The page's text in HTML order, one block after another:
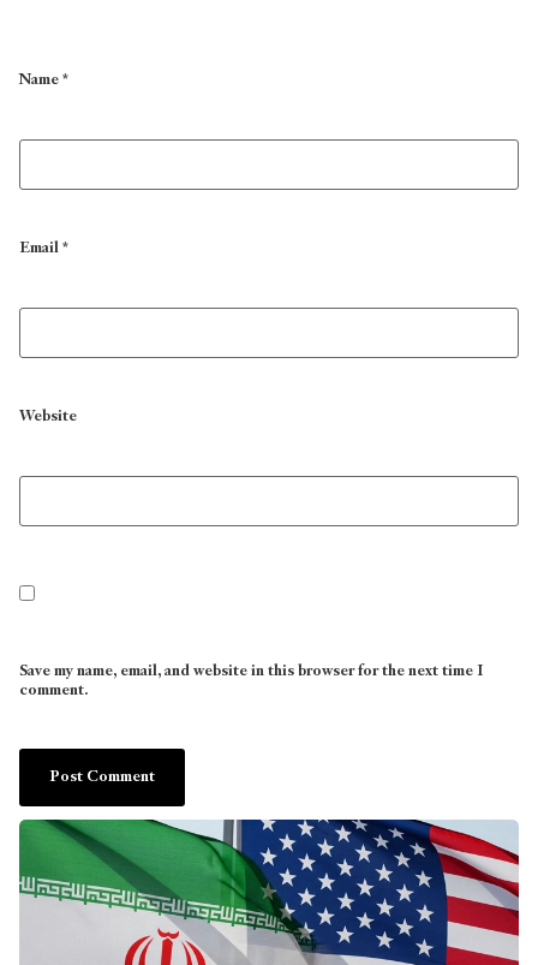
Name*
Email*
Website
Save my name, email, and website in this browser for the next time I
comment.